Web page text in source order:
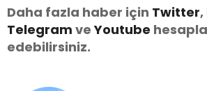
Daha fazla haber için Twitter,
Telegram veYoutube
edebilirsiniz.